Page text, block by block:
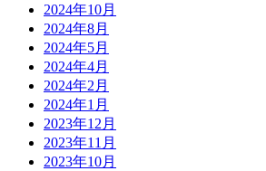
2024年10月
2024年8月
2024年5月
2024年4月
2024年2月
2024年1月
2023年12月
2023年11月
2023年10月